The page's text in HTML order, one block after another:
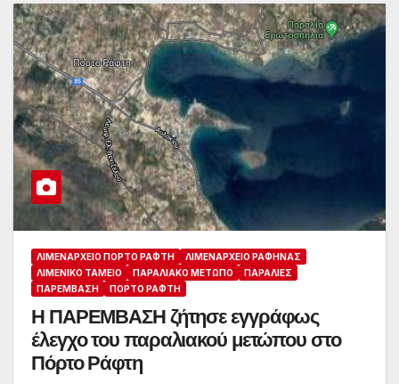
ΛΙΜΕΝΑΡΧΕΊΟ ΠΌΡΤΟ ΡΆΦΤΗ
ΛΙΜΕΝΑΡΧΕΊΟ ΡΑΦΉΝΑΣ
ΛΙΜΕΝΙΚΌ ΤΑΜΕΊΟ
ΠΑΡΑΛΙΑΚΌ ΜΈΤΩΠΟ
ΠΑΡΑΛΊΕΣ
ΠΑΡΈΜΒΑΣΗ
ΠΌΡΤΟ ΡΆΦΤΗ
Η ΠΑΡΕΜΒΑΣΗ ζήτησε εγγράφως
έλεγχο του παραλιακού μετώπου στο
Πόρτο Ράφτη